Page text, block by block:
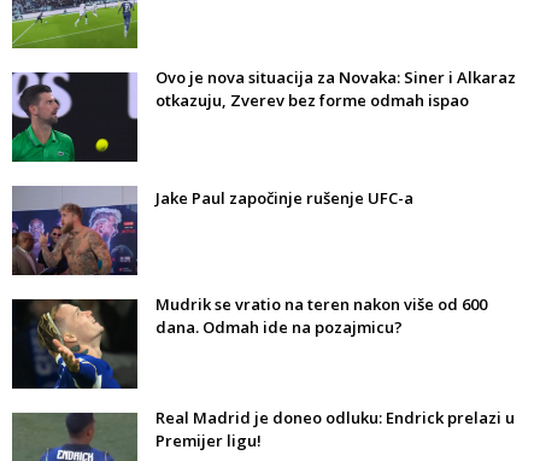
Ovo je nova situacija za Novaka: Siner i Alkaraz
otkazuju, Zverev bez forme odmah ispao
Jake Paul započinje rušenje UFC-a
Mudrik se vratio na teren nakon više od 600
dana. Odmah ide na pozajmicu?
Real Madrid je doneo odluku: Endrick prelazi u
Premijer ligu!